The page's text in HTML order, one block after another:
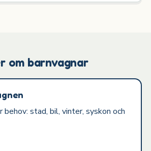
om barnvagnar
behov: stad, bil, vinter, syskon och